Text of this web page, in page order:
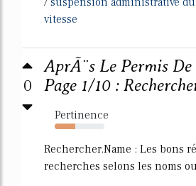
vitesse
0
AprÃ¨s Le Permis
Page 1/10 :
Pertinence
41%
Rechercher.Name : Les bons
recherches selons les noms